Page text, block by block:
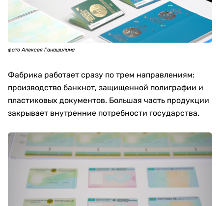
фото Алексея Ганашилина
Фабрика работает сразу по трем направлениям:
производство банкнот, защищенной полиграфии и
пластиковых документов. Большая часть продукции
закрывает внутренние потребности государства.